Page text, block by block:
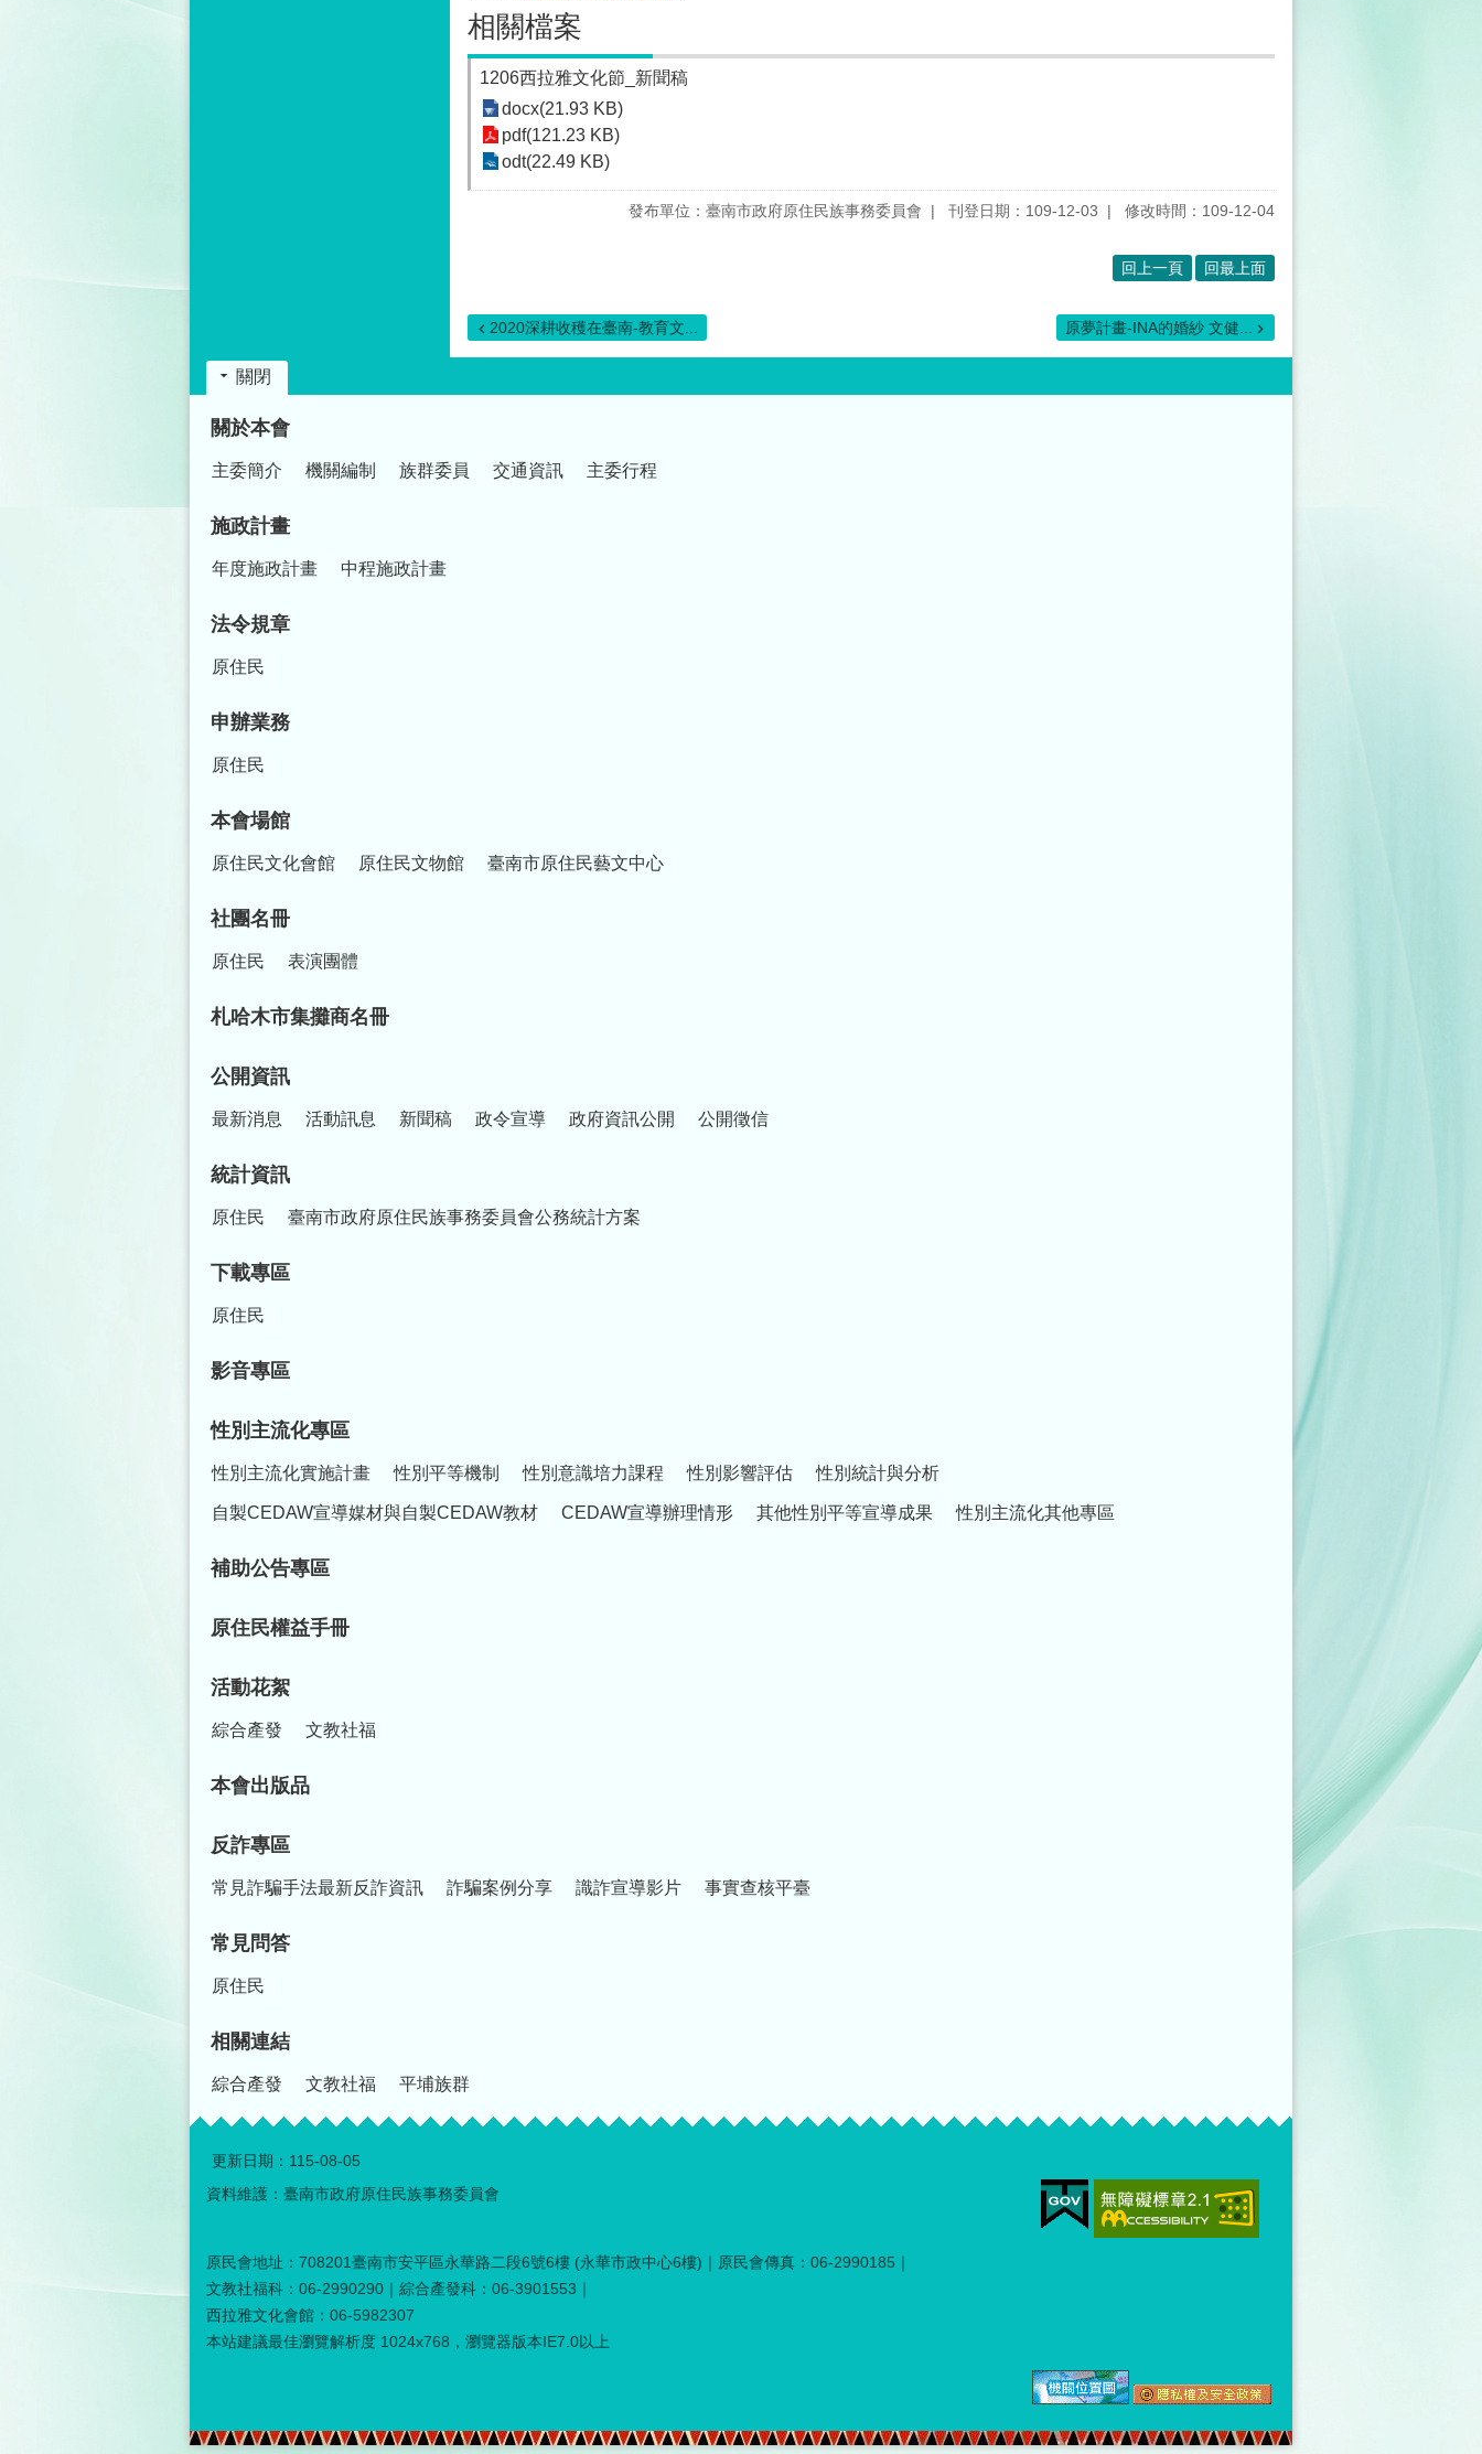
相關檔案
1206西拉雅文化節_新聞稿
docx(21.93 KB)
pdf(121.23 KB)
odt(22.49 KB)
發布單位：臺南市政府原住民族事務委員會 刊登日期：109-12-03 修改時間：109-12-04
回上一頁 回最上面
2020深耕收穫在臺南-教育文... 原夢計畫-INA的婚紗 文健...
關閉
關於本會
主委簡介 機關編制 族群委員 交通資訊 主委行程
施政計畫
年度施政計畫 中程施政計畫
法令規章
原住民
申辦業務
原住民
本會場館
原住民文化會館 原住民文物館 臺南市原住民藝文中心
社團名冊
原住民 表演團體
札哈木市集攤商名冊
公開資訊
最新消息 活動訊息 新聞稿 政令宣導 政府資訊公開 公開徵信
統計資訊
原住民 臺南市政府原住民族事務委員會公務統計方案
下載專區
原住民
影音專區
性別主流化專區
性別主流化實施計畫 性別平等機制 性別意識培力課程 性別影響評估 性別統計與分析
自製CEDAW宣導媒材與自製CEDAW教材 CEDAW宣導辦理情形 其他性別平等宣導成果 性別主流化其他專區
補助公告專區
原住民權益手冊
活動花絮
綜合產發 文教社福
本會出版品
反詐專區
常見詐騙手法最新反詐資訊 詐騙案例分享 識詐宣導影片 事實查核平臺
常見問答
原住民
相關連結
綜合產發 文教社福 平埔族群
更新日期： 115-08-05
資料維護：臺南市政府原住民族事務委員會
原民會地址：708201臺南市安平區永華路二段6號6樓 (永華市政中心6樓)｜原民會傳真：06-2990185｜
文教社福科：06-2990290｜綜合產發科：06-3901553｜
西拉雅文化會館：06-5982307
本站建議最佳瀏覽解析度 1024x768，瀏覽器版本IE7.0以上